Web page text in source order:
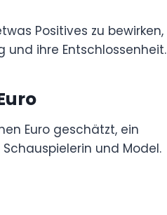
Positives zu bewirken,
und ihre Entschlossenheit.
Euro geschätzt, ein
und Model.